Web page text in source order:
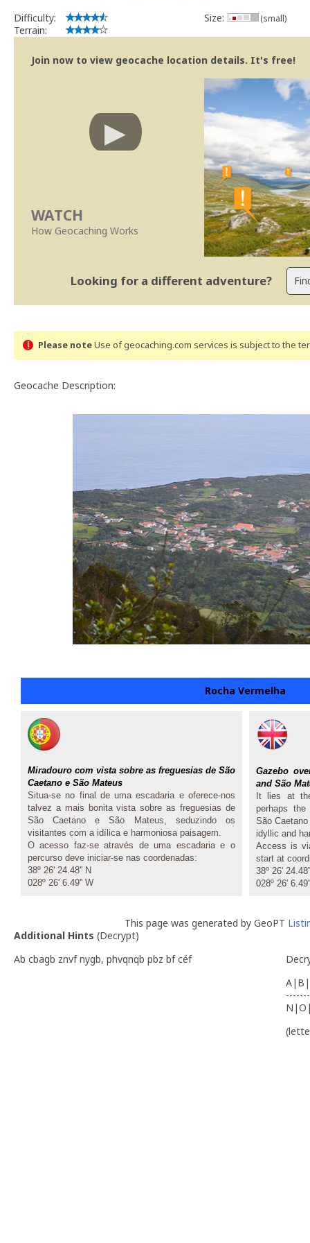
Difficulty:
Terrain:
Size: (small)
Join now to view geocache location details. It's free!
WATCH
How Geocaching Works
Looking for a different adventure?
Please noteUse of geocaching.com services is subject to the
Geocache Description:
Rocha Vermelha
Miradouro com vista sobre as freguesias de São
Caetano e São Mateus
Situa-se no final de uma escadaria e oferece-nos
talvez a mais bonita vista sobre as freguesias de
São Caetano e São Mateus, seduzindo os
visitantes com a idílica e harmoniosa paisagem.
O acesso faz-se através de uma escadaria e o
percurso deve iniciar-se nas coordenadas:
38º 26' 24.48'' N
028º 26' 6.49'' W
Gazebo
and São
It lies at
perhaps
São
idyllic and
Access is
start at
38º 26'
028º 26'
This page was generated by GeoPT
Additional Hints (Decrypt)
Ab cbagb znvf nygb, phvqnqb pbz bf céf